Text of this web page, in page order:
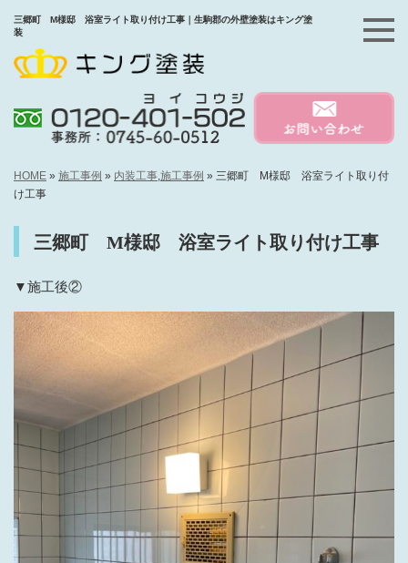
三郷町 M様邸 浴室ライト取り付け工事｜生駒郡の外壁塗装はキング塗
装
HOME » 施工事例 » 内装工事 施工事例 » 三郷町 M様邸 浴室ライト取り付
け工事
三郷町 M様邸 浴室ライト取り付け工事
▼施工後②